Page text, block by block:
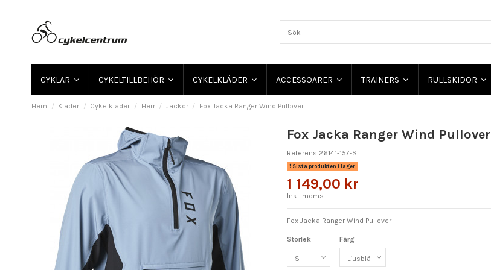
CYKLAR CYKELTILLBEHÖR CYKELKLÄDER ACCESSOARER TRAINERS RULLSKIDOR
Hem Kläder Cykelkläder Herr Jackor Fox Jacka Ranger Wind Pullover
Fox Jacka Ranger Wind Pullover
Referens 26141-157-S
Sista produkten i lager
1 149,00 kr
Inkl. moms
Fox Jacka Ranger Wind Pullover
Storlek Färg